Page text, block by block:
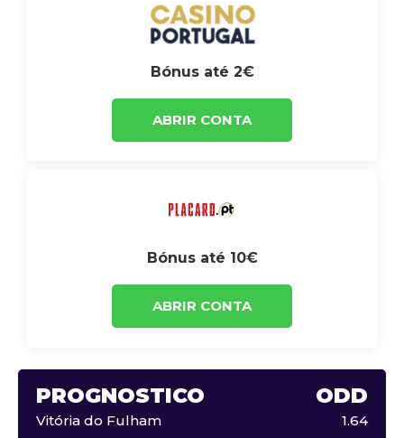
Bónus até 2€
ABRIR CONTA
Bónus até 10€
ABRIR CONTA
PROGNÓSTICO ODD
Vitória do Fulham 1.64